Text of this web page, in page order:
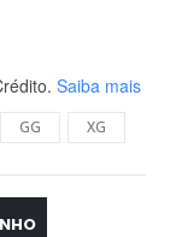
Saiba mais
GG XG